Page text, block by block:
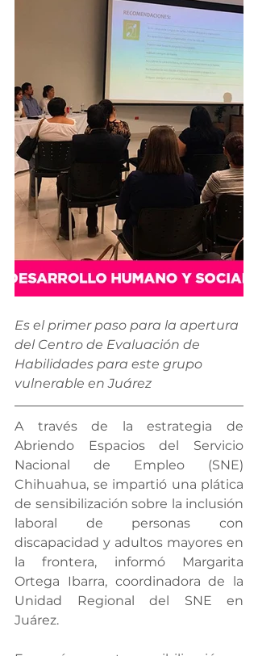
Es el primer paso para la apertura
del Centro de Evaluación de
Habilidades para este grupo
vulnerable en Juárez
A través de la estrategia de
Abriendo Espacios del Servicio
Nacional de Empleo (SNE)
Chihuahua, se impartió una plática
de sensibilización sobre la inclusión
laboral de personas con
discapacidad y adultos mayores en
la frontera, informó Margarita
Ortega Ibarra, coordinadora de la
Unidad Regional del SNE en
Juárez.